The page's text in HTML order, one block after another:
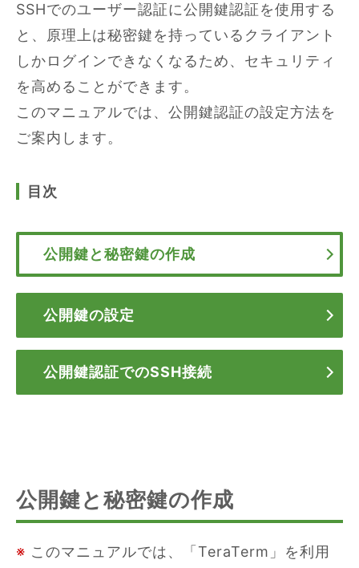
SSHでのユーザー認証に公開鍵認証を使用する
と、原理上は秘密鍵を持っているクライアント
しかログインできなくなるため、セキュリティ
を高めることができます。
このマニュアルでは、公開鍵認証の設定方法を
ご案内します。
目次
公開鍵と秘密鍵の作成
公開鍵の設定
公開鍵認証でのSSH接続
公開鍵と秘密鍵の作成
※ このマニュアルでは、「TeraTerm」を利用